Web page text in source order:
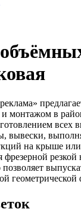
монтажом в
всех
вывески,
на крыше
фрезерной